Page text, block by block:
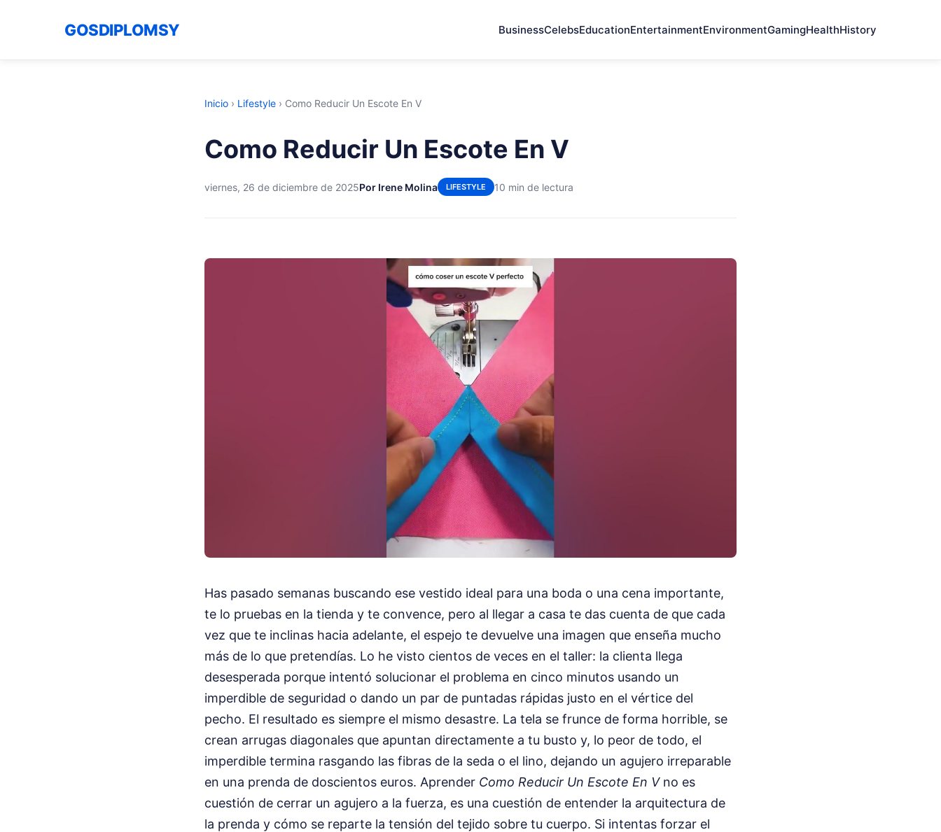
GOSDIPLOMSY BusinessCelebsEducationEntertainmentEnvironmentGamingHealthHistory
Inicio › Lifestyle › Como Reducir Un Escote En V
Como Reducir Un Escote En V
viernes, 26 de diciembre de 2025Por Irene Molina LIFESTYLE 10 min de lectura
Has pasado semanas buscando ese vestido ideal para una boda o una cena importante,
te lo pruebas en la tienda y te convence, pero al llegar a casa te das cuenta de que cada
vez que te inclinas hacia adelante, el espejo te devuelve una imagen que enseña mucho
más de lo que pretendías. Lo he visto cientos de veces en el taller: la clienta llega
desesperada porque intentó solucionar el problema en cinco minutos usando un
imperdible de seguridad o dando un par de puntadas rápidas justo en el vértice del
pecho. El resultado es siempre el mismo desastre. La tela se frunce de forma horrible, se
crean arrugas diagonales que apuntan directamente a tu busto y, lo peor de todo, el
imperdible termina rasgando las fibras de la seda o el lino, dejando un agujero irreparable
en una prenda de doscientos euros. Aprender Como Reducir Un Escote En Vno es
cuestión de cerrar un agujero a la fuerza, es una cuestión de entender la arquitectura de
la prenda y cómo se reparte la tensión del tejido sobre tu cuerpo. Si intentas forzar el